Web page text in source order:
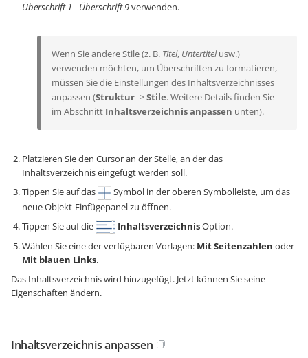
Überschrift 1 - Überschrift 9verwenden.
Wenn Sie andere Stile (z. B. Titel, Untertitelusw.)
verwenden möchten, um Überschriften zu formatieren,
müssen Sie die Einstellungen des Inhaltsverzeichnisses
anpassen (Struktur->Stile. Weitere Details finden Sie
im Abschnitt Inhaltsverzeichnis anpassen unten).
Platzieren Sie den Cursor an der Stelle, an der das
Inhaltsverzeichnis eingefügt werden soll.
Tippen Sie auf das
Symbol in der oberen Symbolleiste, um das
neue Objekt-Einfügepanel zu öffnen.
Tippen Sie auf die
InhaltsverzeichnisOption.
Wählen Sie eine der verfügbaren Vorlagen: Mit Seitenzahlen oder
Mit blauen Links.
Das Inhaltsverzeichnis wird hinzugefügt. Jetzt können Sie seine
Eigenschaften ändern.
Inhaltsverzeichnis anpassen